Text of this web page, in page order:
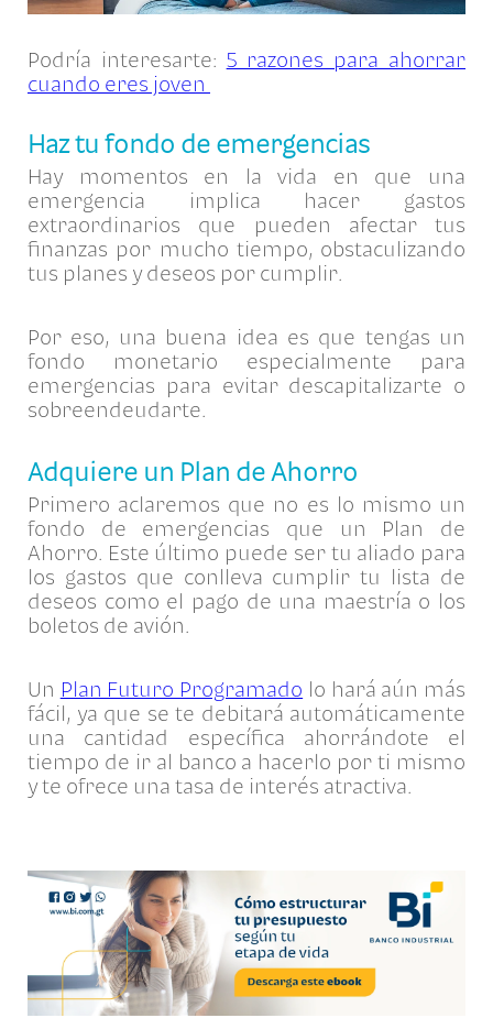
Podría interesarte: 5 razones para ahorrar
cuando eres joven
Haz tu fondo de emergencias
Hay momentos en la vida en que una
emergencia implica hacer gastos
extraordinarios que pueden afectar tus
finanzas por mucho tiempo, obstaculizando
tus planes y deseos por cumplir.
Por eso, una buena idea es que tengas un
fondo monetario especialmente para
emergencias para evitar descapitalizarte o
sobreendeudarte.
Adquiere un Plan de Ahorro
Primero aclaremos que no es lo mismo un
fondo de emergencias que un Plan de
Ahorro. Este último puede ser tu aliado para
los gastos que conlleva cumplir tu lista de
deseos como el pago de una maestría o los
boletos de avión.
Un Plan Futuro Programado lo hará aún más
fácil, ya que se te debitará automáticamente
una cantidad específica ahorrándote el
tiempo de ir al banco a hacerlo por ti mismo
y te ofrece una tasa de interés atractiva.